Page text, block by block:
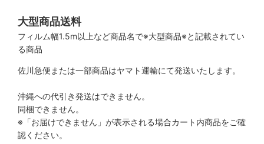
大型商品送料
フィルム幅1.5m以上など商品名で※大型商品※と記載されてい
る商品
佐川急便または一部商品はヤマト運輸にて発送いたします。
沖縄への代引き発送はできません。
同梱できません。
※「お届けできません」が表示される場合カート内商品をご確
認ください。